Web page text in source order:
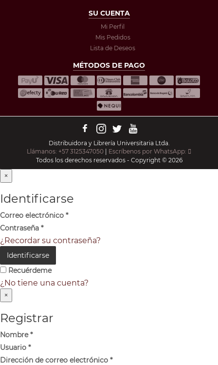
SU CUENTA
Mi Perfil
Mis Pedidos
Lista de Deseos
MÉTODOS DE PAGO
Distribuidora y Librería Universitaria Ltda.
Llámanos: +57 3125347050 | Escríbenos por WhatsApp:
Todos los derechos reservados - Copyright © 2026
×
Identificarse
Correo electrónico *
Contraseña *
¿Recordar su contraseña?
Identificarse
Recuérdeme
¿No tiene una cuenta?
×
Registrar
Nombre*
Usuario *
Dirección de correo electrónico *